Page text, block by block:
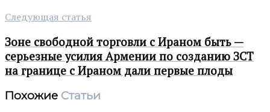
Следующая статья
Зоне свободной торговли с Ираном быть —
серьезные усилия Армении по созданию ЗСТ
на границе с Ираном дали первые плоды
Похожие Статьи